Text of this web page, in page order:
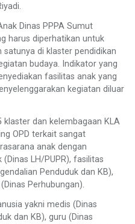
Dinas PPPA Sumut
harus diperhatikan untuk
di klaster pendidikan
budaya. Indikator yang
fasilitas anak yang
kegiatan diluar
dan kelembagaan KLA
OPD terkait sangat
anak dengan
LH/PUPR), fasilitas
Penduduk dan KB),
Perhubungan).
yakni medis (Dinas
dan KB), guru (Dinas